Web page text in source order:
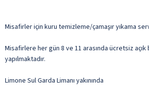
Misafirler için kuru temizleme/çamaşır yıkama
Misafirlere her gün 8 ve 11 arasında ücretsiz
yapılmaktadır.
Limone Sul Garda Limanı yakınında